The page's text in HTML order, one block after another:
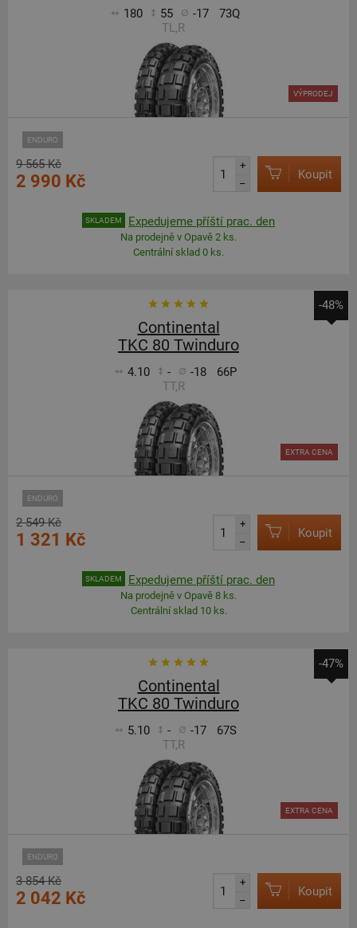
180 55 -17
73Q
TL,R
ENDURO
VÝPRODEJ
9 565 Kč
2 990 Kč
+
–
Koupit
SKLADEM Expedujeme příští prac. den
Na prodejně v Opavě 2 ks.
Centrální sklad 0 ks.
-48%
Continental
TKC 80 Twinduro
4.10 - -18
66P
TT,R
ENDURO
EXTRA CENA
2 549 Kč
1 321 Kč
+
–
Koupit
SKLADEM Expedujeme příští prac. den
Na prodejně v Opavě 8 ks.
Centrální sklad 10 ks.
-47%
Continental
TKC 80 Twinduro
5.10 - -17
67S
TT,R
ENDURO
EXTRA CENA
3 854 Kč
2 042 Kč
+
–
Koupit